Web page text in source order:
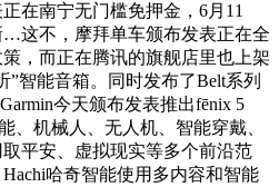
在南宁无门槛免押金，6月11
…这不，摩拜单车颁布发表正在全
，而正在腾讯的旗舰店里也上架
智能音箱。同时发布了Belt系列
今天颁布发表推出fēnix 5
、机械人、无人机、智能穿戴、
平安、虚拟现实等多个前沿范
哈奇智能使用多内容和智能